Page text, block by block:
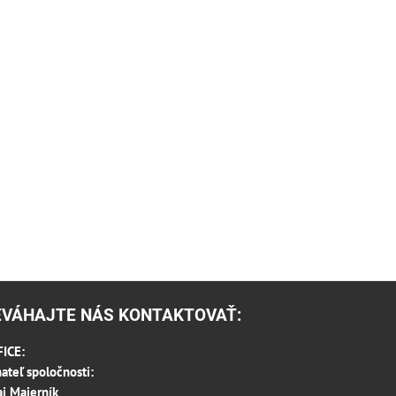
NÁS KONTAKTOVAŤ:
spoločnosti:
Majerník